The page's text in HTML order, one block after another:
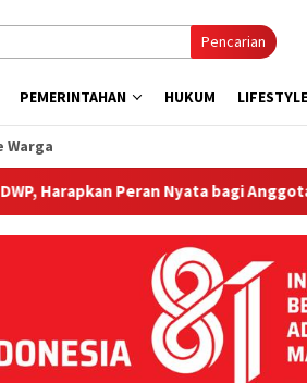
Pencarian
PEMERINTAHAN HUKUM LIFESTYLE
Warga
Peran Nyata bagi Anggota dan